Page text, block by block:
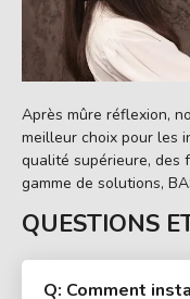
Après mûre réflexion,
meilleur choix pour les
qualité supérieure, des
gamme de solutions,
QUESTIONS
Q: Comment